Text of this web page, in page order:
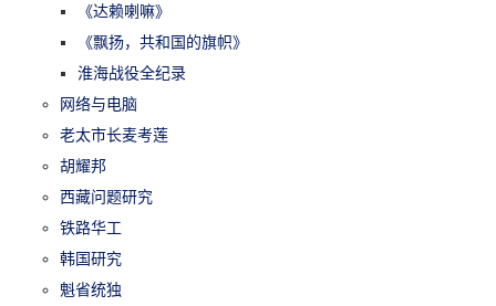
《达赖喇嘛》
《飘扬，共和国的旗帜》
淮海战役全纪录
网络与电脑
老太市长麦考莲
胡耀邦
西藏问题研究
铁路华工
韩国研究
魁省统独